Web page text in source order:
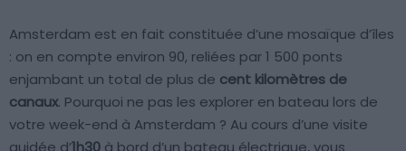
Amsterdam est en fait constituée d’une mosaïque d’îles
: on en compte environ 90, reliées par 1 500 ponts
enjambant un total de plus de cent kilomètres de
canaux. Pourquoi ne pas les explorer en bateau lors de
votre week-end à Amsterdam ? Au cours d’une visite